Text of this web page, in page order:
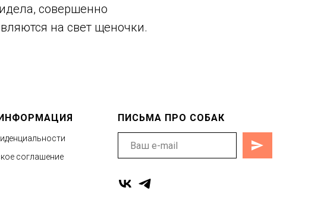
совершенно
на свет щеночки.
соглашение
ПИСЬМА ПРО СОБАК